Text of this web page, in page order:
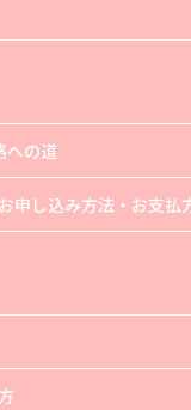
への道
申し込み方法・お支払